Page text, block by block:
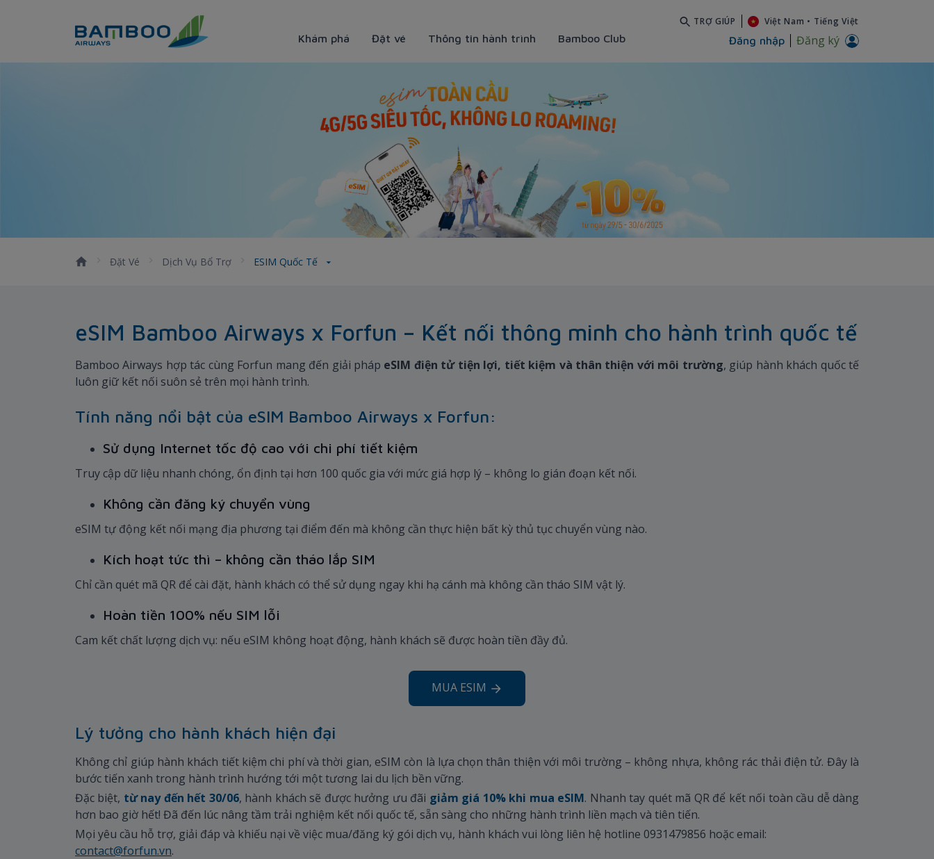
Khám phá Đặt vé Thông tin hành trình Bamboo Club
TRỢ GIÚP Việt Nam • Tiếng Việt
Đăng nhập Đăng ký
Đặt Vé Dịch Vụ Bổ Trợ ESIM Quốc Tế
eSIM Bamboo Airways x Forfun – Kết nối thông minh cho hành trình quốc tế
Bamboo Airways hợp tác cùng Forfun mang đến giải pháp eSIM điện tử tiện lợi, tiết kiệm và thân thiện với môi trường, giúp hành khách quốc tế
luôn giữ kết nối suôn sẻ trên mọi hành trình.
Tính năng nổi bật của eSIM Bamboo Airways x Forfun:
Sử dụng Internet tốc độ cao với chi phí tiết kiệm
Truy cập dữ liệu nhanh chóng, ổn định tại hơn 100 quốc gia với mức giá hợp lý – không lo gián đoạn kết nối.
Không cần đăng ký chuyển vùng
eSIM tự động kết nối mạng địa phương tại điểm đến mà không cần thực hiện bất kỳ thủ tục chuyển vùng nào.
Kích hoạt tức thì – không cần tháo lắp SIM
Chỉ cần quét mã QR để cài đặt, hành khách có thể sử dụng ngay khi hạ cánh mà không cần tháo SIM vật lý.
Hoàn tiền 100% nếu SIM lỗi
Cam kết chất lượng dịch vụ: nếu eSIM không hoạt động, hành khách sẽ được hoàn tiền đầy đủ.
MUA ESIM
Lý tưởng cho hành khách hiện đại
Không chỉ giúp hành khách tiết kiệm chi phí và thời gian, eSIM còn là lựa chọn thân thiện với môi trường – không nhựa, không rác thải điện tử. Đây là
bước tiến xanh trong hành trình hướng tới một tương lai du lịch bền vững.
Đặc biệt, từ nay đến hết 30/06, hành khách sẽ được hưởng ưu đãi giảm giá 10% khi mua eSIM. Nhanh tay quét mã QR để kết nối toàn cầu dễ dàng
hơn bao giờ hết! Đã đến lúc nâng tầm trải nghiệm kết nối quốc tế, sẵn sàng cho những hành trình liền mạch và tiên tiến.
Mọi yêu cầu hỗ trợ, giải đáp và khiếu nại về việc mua/đăng ký gói dịch vụ, hành khách vui lòng liên hệ hotline 0931479856 hoặc email:
contact@forfun.vn.